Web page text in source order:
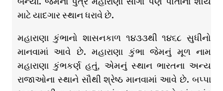
માટે યાદગાર સ્થાન ધરાવે છે.
મહારાણા કુંભાનો શાસનકાળ ૧૪૩૩થી ૧૪૬૮ સુધીનો
માનવામાં આવે છે. મહારાણા કુંભા જેમનું મૂળ નામ
મહારાણા કુંભકર્ણ હતું, એમનું સ્થાન ભારતના અન્ય
રાજાઓના સ્થાને સૌથી શ્રેષ્ઠ માનવામાં આવે છે. બપ્પા